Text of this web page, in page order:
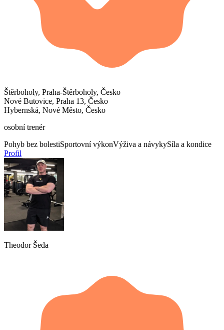
Štěrboholy, Praha-Štěrboholy, Česko
Nové Butovice, Praha 13, Česko
Hybernská, Nové Město, Česko
osobní trenér
Pohyb bez bolestiSportovní výkonVýživa a návykySíla a kondice
Profil
Theodor Šeda